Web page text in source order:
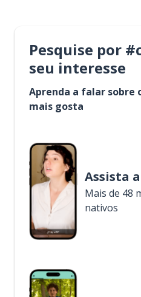
Pesquise por
seu interesse
Aprenda a falar sobre
mais gosta
Assista
Mais de 48
nativos